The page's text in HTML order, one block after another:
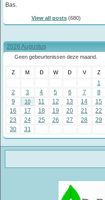
Bas.
View all posts(680)
2026 Augustus
Geen gebeurtenissen deze maand.
Z M D W D V Z
1
2
3 4 5 6 7
8
9
10 11 12 13 14
15
16
17 18 19 20 21
22
23
24 25 26 27 28
29
30
31